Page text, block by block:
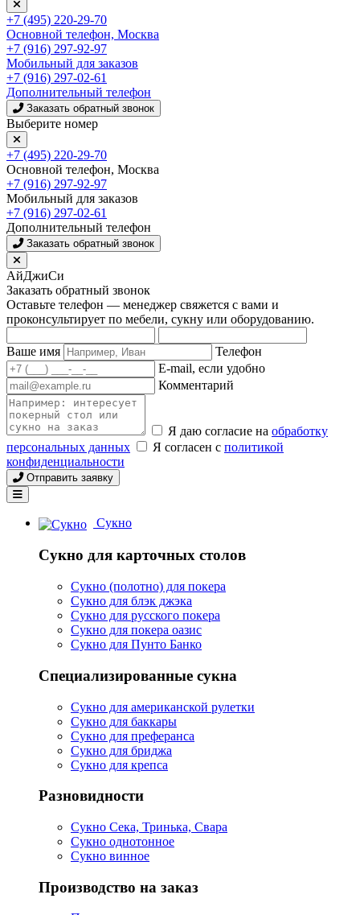
+7 (495) 220-29-70
Основной телефон, Москва
+7 (916) 297-92-97
Мобильный для заказов
+7 (916) 297-02-61
Дополнительный телефон
Заказать обратный звонок
Выберите номер
+7 (495) 220-29-70
Основной телефон, Москва
+7 (916) 297-92-97
Мобильный для заказов
+7 (916) 297-02-61
Дополнительный телефон
Заказать обратный звонок
АйДжиСи
Заказать обратный звонок
Оставьте телефон — менеджер свяжется с вами и
проконсультирует по мебели, сукну или оборудованию.
Ваше имя
Телефон
E-mail, если удобно
Комментарий
Я даю согласие на обработку
персональных данных
Я согласен с политикой
конфиденциальности
Отправить заявку
Сукно
Сукно для карточных столов
Сукно (полотно) для покера
Сукно для блэк джэка
Сукно для русского покера
Сукно для покера оазис
Сукно для Пунто Банко
Специализированные сукна
Сукно для американской рулетки
Сукно для баккары
Сукно для преферанса
Сукно для бриджа
Сукно для крепса
Разновидности
Сукно Сека, Тринька, Свара
Сукно однотонное
Сукно винное
Производство на заказ